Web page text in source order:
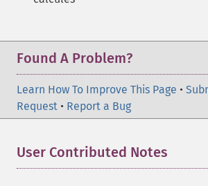
Found A Problem?
Learn How To Improve This Page •
Request • Report a Bug
User Contributed Notes